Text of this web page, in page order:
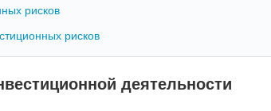
рисков
рисков
деятельности